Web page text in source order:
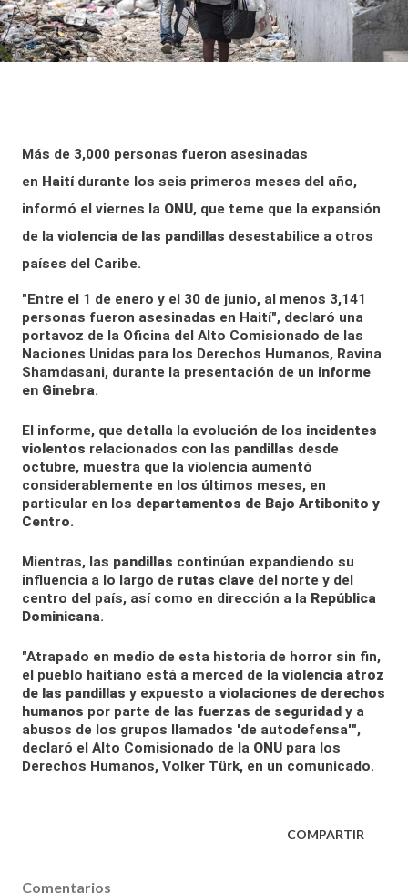
Más de 3,000 personas fueron asesinadas
en Haití durante los seis primeros meses del año,
informó el viernes la ONU, que teme que la expansión
de la violencia de las pandillas desestabilice a otros
países del Caribe.
"Entre el 1 de enero y el 30 de junio, al menos 3,141
personas fueron asesinadas en Haití", declaró una
portavoz de la Oficina del Alto Comisionado de las
Naciones Unidas para los Derechos Humanos, Ravina
Shamdasani, durante la presentación de un informe
en Ginebra.
El informe, que detalla la evolución de los incidentes
violentos relacionados con las pandillas desde
octubre, muestra que la violencia aumentó
considerablemente en los últimos meses, en
particular en los departamentos de Bajo Artibonito y
Centro.
Mientras, las pandillas continúan expandiendo su
influencia a lo largo de rutas clave del norte y del
centro del país, así como en dirección a la República
Dominicana.
"Atrapado en medio de esta historia de horror sin fin,
el pueblo haitiano está a merced de la violencia atroz
de las pandillas y expuesto a violaciones de derechos
humanos por parte de las fuerzas de seguridad y a
abusos de los grupos llamados 'de autodefensa'",
declaró el Alto Comisionado de la ONU para los
Derechos Humanos, Volker Türk, en un comunicado.
COMPARTIR
Comentarios